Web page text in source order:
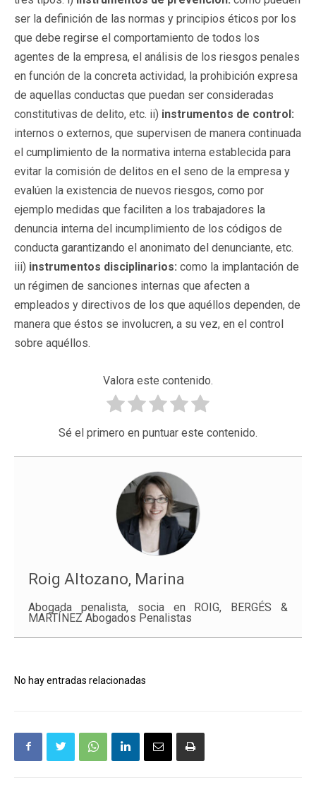
ser la definición de las normas y principios éticos por los
que debe regirse el comportamiento de todos los
agentes de la empresa, el análisis de los riesgos penales
en función de la concreta actividad, la prohibición expresa
de aquellas conductas que puedan ser consideradas
constitutivas de delito, etc. ii) instrumentos de control:
internos o externos, que supervisen de manera continuada
el cumplimiento de la normativa interna establecida para
evitar la comisión de delitos en el seno de la empresa y
evalúen la existencia de nuevos riesgos, como por
ejemplo medidas que faciliten a los trabajadores la
denuncia interna del incumplimiento de los códigos de
conducta garantizando el anonimato del denunciante, etc.
iii) instrumentos disciplinarios: como la implantación de
un régimen de sanciones internas que afecten a
empleados y directivos de los que aquéllos dependen, de
manera que éstos se involucren, a su vez, en el control
sobre aquéllos.
Valora este contenido.
Sé el primero en puntuar este contenido.
Roig Altozano, Marina
Abogada penalista, socia en ROIG, BERGÉS &
MARTÍNEZ Abogados Penalistas
No hay entradas relacionadas